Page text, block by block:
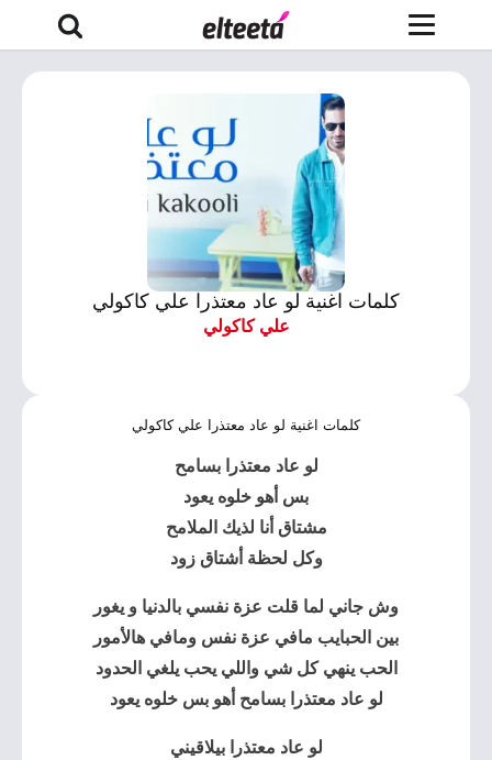
كلمات اغنية لو عاد معتذرا علي كاكولي
علي كاكولي
كلمات اغنية لو عاد معتذرا علي كاكولي
لو عاد معتذرا بسامح
بس أهو خلوه يعود
مشتاق أنا لذيك الملامح
وكل لحظة أشتاق زود
وش جاني لما قلت عزة نفسي بالدنيا و يغور
بين الحبايب مافي عزة نفس ومافي هالأمور
الحب ينهي كل شي واللي يحب يلغي الحدود
لو عاد معتذرا بسامح أهو بس خلوه يعود
لو عاد معتذرا بيلاقيني